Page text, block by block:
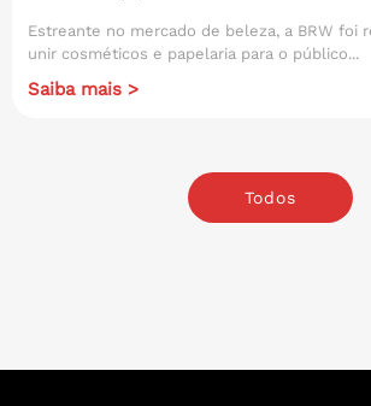
Estreante no mercado de beleza, a BRW foi
unir cosméticos e papelaria para o público...
Saiba mais >
Todos